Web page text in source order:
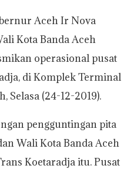
a
i
l
i
n
t
a
r
e
Aceh Ir Nova
Kota Banda Aceh
operasional pusat
di Komplek Terminal
Selasa (24-12-2019).
pengguntingan pita
Wali Kota Banda Aceh
Koetaradja itu. Pusat